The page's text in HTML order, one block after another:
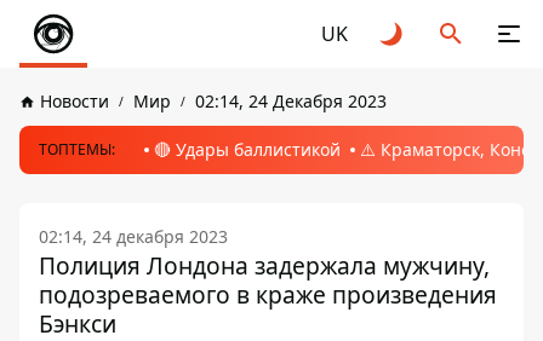
UK
Новости Мир 02:14, 24 Декабря 2023
ТОПТЕМЫ: 🔴 Удары баллистикой ⚠️ Краматорск,
02:14, 24 декабря 2023
Полиция Лондона задержала мужчину,
подозреваемого в краже произведения
Бэнкси